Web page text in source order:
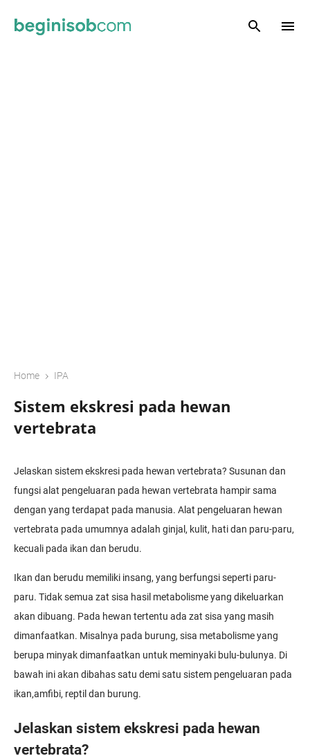
Home › IPA
Sistem ekskresi pada hewan
vertebrata
Jelaskan sistem ekskresi pada hewan vertebrata? Susunan dan
fungsi alat pengeluaran pada hewan vertebrata hampir sama
dengan yang terdapat pada manusia. Alat pengeluaran hewan
vertebrata pada umumnya adalah ginjal, kulit, hati dan paru-paru,
kecuali pada ikan dan berudu.
Ikan dan berudu memiliki insang, yang berfungsi seperti paru-
paru. Tidak semua zat sisa hasil metabolisme yang dikeluarkan
akan dibuang. Pada hewan tertentu ada zat sisa yang masih
dimanfaatkan. Misalnya pada burung, sisa metabolisme yang
berupa minyak dimanfaatkan untuk meminyaki bulu-bulunya. Di
bawah ini akan dibahas satu demi satu sistem pengeluaran pada
ikan,amfibi, reptil dan burung.
Jelaskan sistem ekskresi pada hewan
vertebrata?